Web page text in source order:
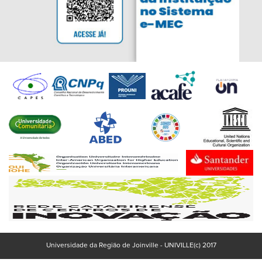
Universidade da Região de Joinville - UNIVILLE(c) 2017